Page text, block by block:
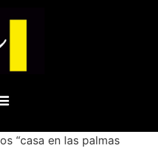
“casa en las palmas